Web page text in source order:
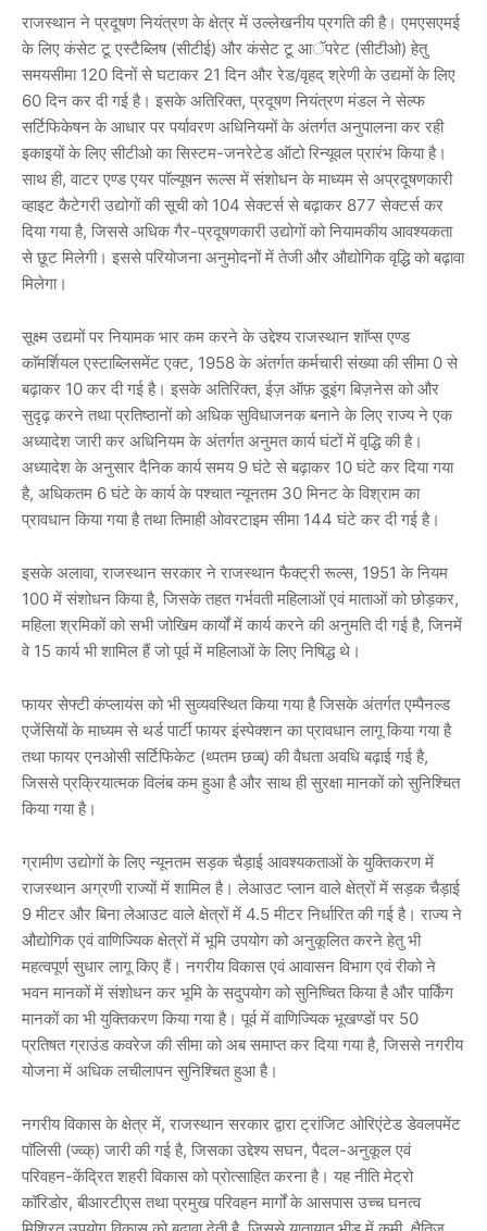
राजस्थान ने प्रदूषण नियंत्रण के क्षेत्र में उल्लेखनीय प्रगति की है। एमएसएमई
के लिए कंसेट टू एस्टैब्लिष (सीटीई) और कंसेट टू आॅपरेट (सीटीओ) हेतु
समयसीमा 120 दिनों से घटाकर 21 दिन और रेड/वृहद् श्रेणी के उद्यमों के लिए
60 दिन कर दी गई है। इसके अतिरिक्त, प्रदूषण नियंत्रण मंडल ने सेल्फ
सर्टिफिकेषन के आधार पर पर्यावरण अधिनियमों के अंतर्गत अनुपालना कर रही
इकाइयों के लिए सीटीओ का सिस्टम-जनरेटेड ऑटो रिन्यूवल प्रारंभ किया है।
साथ ही, वाटर एण्ड एयर पाॅल्यूषन रूल्स में संशोधन के माध्यम से अप्रदूषणकारी
व्हाइट कैटेगरी उद्योगों की सूची को 104 सेक्टर्स से बढ़ाकर 877 सेक्टर्स कर
दिया गया है, जिससे अधिक गैर-प्रदूषणकारी उद्योगों को नियामकीय आवश्यकता
से छूट मिलेगी। इससे परियोजना अनुमोदनों में तेजी और औद्योगिक वृद्धि को बढ़ावा
मिलेगा।
सूक्ष्म उद्यमों पर नियामक भार कम करने के उद्देश्य राजस्थान शाॅप्स एण्ड
काॅमर्शियल एस्टाब्लिसमेंट एक्ट, 1958 के अंतर्गत कर्मचारी संख्या की सीमा 0 से
बढ़ाकर 10 कर दी गई है। इसके अतिरिक्त, ईज़ ऑफ़ डूइंग बिज़नेस को और
सुदृढ़ करने तथा प्रतिष्ठानों को अधिक सुविधाजनक बनाने के लिए राज्य ने एक
अध्यादेश जारी कर अधिनियम के अंतर्गत अनुमत कार्य घंटों में वृद्धि की है।
अध्यादेश के अनुसार दैनिक कार्य समय 9 घंटे से बढ़ाकर 10 घंटे कर दिया गया
है, अधिकतम 6 घंटे के कार्य के पश्चात न्यूनतम 30 मिनट के विश्राम का
प्रावधान किया गया है तथा तिमाही ओवरटाइम सीमा 144 घंटे कर दी गई है।
इसके अलावा, राजस्थान सरकार ने राजस्थान फैक्ट्री रूल्स, 1951 के नियम
100 में संशोधन किया है, जिसके तहत गर्भवती महिलाओं एवं माताओं को छोड़कर,
महिला श्रमिकों को सभी जोखिम कार्यों में कार्य करने की अनुमति दी गई है, जिनमें
वे 15 कार्य भी शामिल हैं जो पूर्व में महिलाओं के लिए निषिद्ध थे।
फायर सेफ्टी कंप्लायंस को भी सुव्यवस्थित किया गया है जिसके अंतर्गत एम्पैनल्ड
एजेंसियों के माध्यम से थर्ड पार्टी फायर इंस्पेक्शन का प्रावधान लागू किया गया है
तथा फायर एनओसी सर्टिफिकेट (थ्पतम छव्ब्) की वैधता अवधि बढ़ाई गई है,
जिससे प्रक्रियात्मक विलंब कम हुआ है और साथ ही सुरक्षा मानकों को सुनिश्चित
किया गया है।
ग्रामीण उद्योगों के लिए न्यूनतम सड़क चैड़ाई आवश्यकताओं के युक्तिकरण में
राजस्थान अग्रणी राज्यों में शामिल है। लेआउट प्लान वाले क्षेत्रों में सड़क चैड़ाई
9 मीटर और बिना लेआउट वाले क्षेत्रों में 4.5 मीटर निर्धारित की गई है। राज्य ने
औद्योगिक एवं वाणिज्यिक क्षेत्रों में भूमि उपयोग को अनुकूलित करने हेतु भी
महत्वपूर्ण सुधार लागू किए हैं। नगरीय विकास एवं आवासन विभाग एवं रीको ने
भवन मानकों में संशोधन कर भूमि के सदुपयोग को सुनिष्चित किया है और पार्किंग
मानकों का भी युक्तिकरण किया गया है। पूर्व में वाणिज्यिक भूखण्डों पर 50
प्रतिषत ग्राउंड कवरेज की सीमा को अब समाप्त कर दिया गया है, जिससे नगरीय
योजना में अधिक लचीलापन सुनिश्चित हुआ है।
नगरीय विकास के क्षेत्र में, राजस्थान सरकार द्वारा ट्रांजिट ओरिएंटेड डेवलपमेंट
पाॅलिसी (ज्व्क्) जारी की गई है, जिसका उद्देश्य सघन, पैदल-अनुकूल एवं
परिवहन-केंद्रित शहरी विकास को प्रोत्साहित करना है। यह नीति मेट्रो
कॉरिडोर, बीआरटीएस तथा प्रमुख परिवहन मार्गों के आसपास उच्च घनत्व